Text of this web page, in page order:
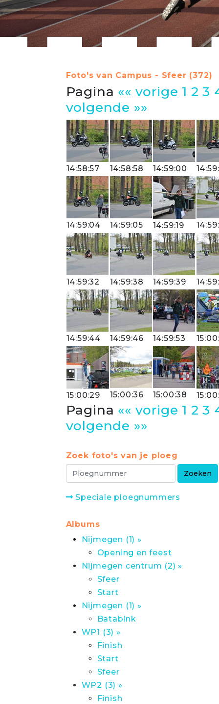
Foto's van Campus - Sfeer (372)
Pagina «« vorige 1 2 3
volgende »»
14:58:57 14:58:58 14:59:00
14:59:04 14:59:05 14:59:19
14:59:32 14:59:38 14:59:39
14:59:44 14:59:46 14:59:53
15:00:29 15:00:36 15:00:38
Pagina «« vorige 1 2 3
volgende »»
Zoek foto's van je ploeg
Speciale ploegnummers
Albums
Nijmegen (1) »
Opening en feest
Nijmegen centrum (2) »
Sfeer
Start
Nijmegen (1) »
Batabink
WP1 (3) »
Finish
Start
Sfeer
WP2 (3) »
Finish